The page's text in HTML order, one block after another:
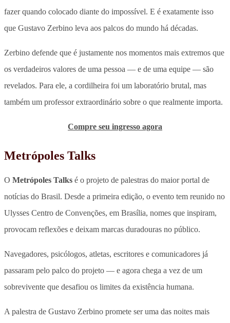
fazer quando colocado diante do impossível. E é exatamente isso
que Gustavo Zerbino leva aos palcos do mundo há décadas.
Zerbino defende que é justamente nos momentos mais extremos que
os verdadeiros valores de uma pessoa — e de uma equipe — são
revelados. Para ele, a cordilheira foi um laboratório brutal, mas
também um professor extraordinário sobre o que realmente importa.
Compre seu ingresso agora
Metrópoles Talks
O Metrópoles Talks é o projeto de palestras do maior portal de
notícias do Brasil. Desde a primeira edição, o evento tem reunido no
Ulysses Centro de Convenções, em Brasília, nomes que inspiram,
provocam reflexões e deixam marcas duradouras no público.
Navegadores, psicólogos, atletas, escritores e comunicadores já
passaram pelo palco do projeto — e agora chega a vez de um
sobrevivente que desafiou os limites da existência humana.
A palestra de Gustavo Zerbino promete ser uma das noites mais